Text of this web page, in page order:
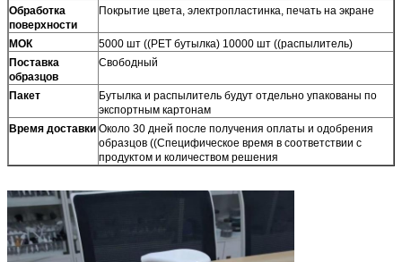
Обработка
поверхности
Покрытие цвета, электропластинка, печать на экране
МОК
5000 шт ((PET бутылка) 10000 шт ((распылитель)
Поставка
образцов
Свободный
Пакет
Бутылка и распылитель будут отдельно упакованы по
экспортным картонам
Время доставки Около 30 дней после получения оплаты и одобрения
образцов ((Специфическое время в соответствии с
продуктом и количеством решения